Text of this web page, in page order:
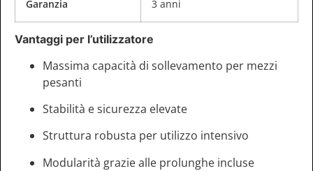
Garanzia 3 anni
Vantaggi per l’utilizzatore
Massima capacità di sollevamento per mezzi
pesanti
Stabilità e sicurezza elevate
Struttura robusta per utilizzo intensivo
Modularità grazie alle prolunghe incluse